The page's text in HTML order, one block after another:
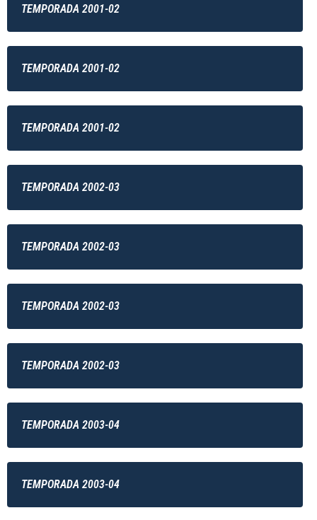
TEMPORADA 2001-02
TEMPORADA 2001-02
TEMPORADA 2001-02
TEMPORADA 2002-03
TEMPORADA 2002-03
TEMPORADA 2002-03
TEMPORADA 2002-03
TEMPORADA 2003-04
TEMPORADA 2003-04